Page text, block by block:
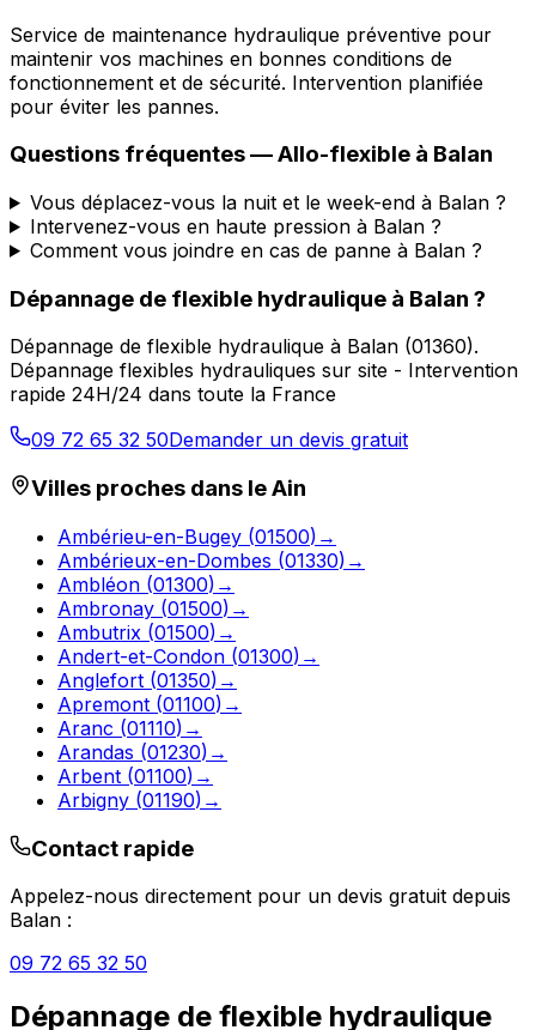
Service de maintenance hydraulique préventive pour
maintenir vos machines en bonnes conditions de
fonctionnement et de sécurité. Intervention planifiée
pour éviter les pannes.
Questions fréquentes —Allo-flexible à Balan
Vous déplacez-vous la nuit et le week-end à Balan ?
Intervenez-vous en haute pression à Balan ?
Comment vous joindre en cas de panne à Balan ?
Dépannage de flexible hydraulique à Balan ?
Dépannage de flexible hydraulique à Balan (01360).
Dépannage flexibles hydrauliques sur site - Intervention
rapide 24H/24 dans toute la France
09 72 65 32 50Demander un devis gratuit
Villes proches dans leAin
Ambérieu-en-Bugey (01500) →
Ambérieux-en-Dombes (01330) →
Ambléon (01300) →
Ambronay (01500) →
Ambutrix (01500) →
Andert-et-Condon (01300) →
Anglefort (01350) →
Apremont (01100) →
Aranc (01110) →
Arandas (01230) →
Arbent (01100) →
Arbigny (01190) →
Contact rapide
Appelez-nous directement pour un devis gratuit depuis
Balan :
09 72 65 32 50
Dépannage de flexible hydraulique